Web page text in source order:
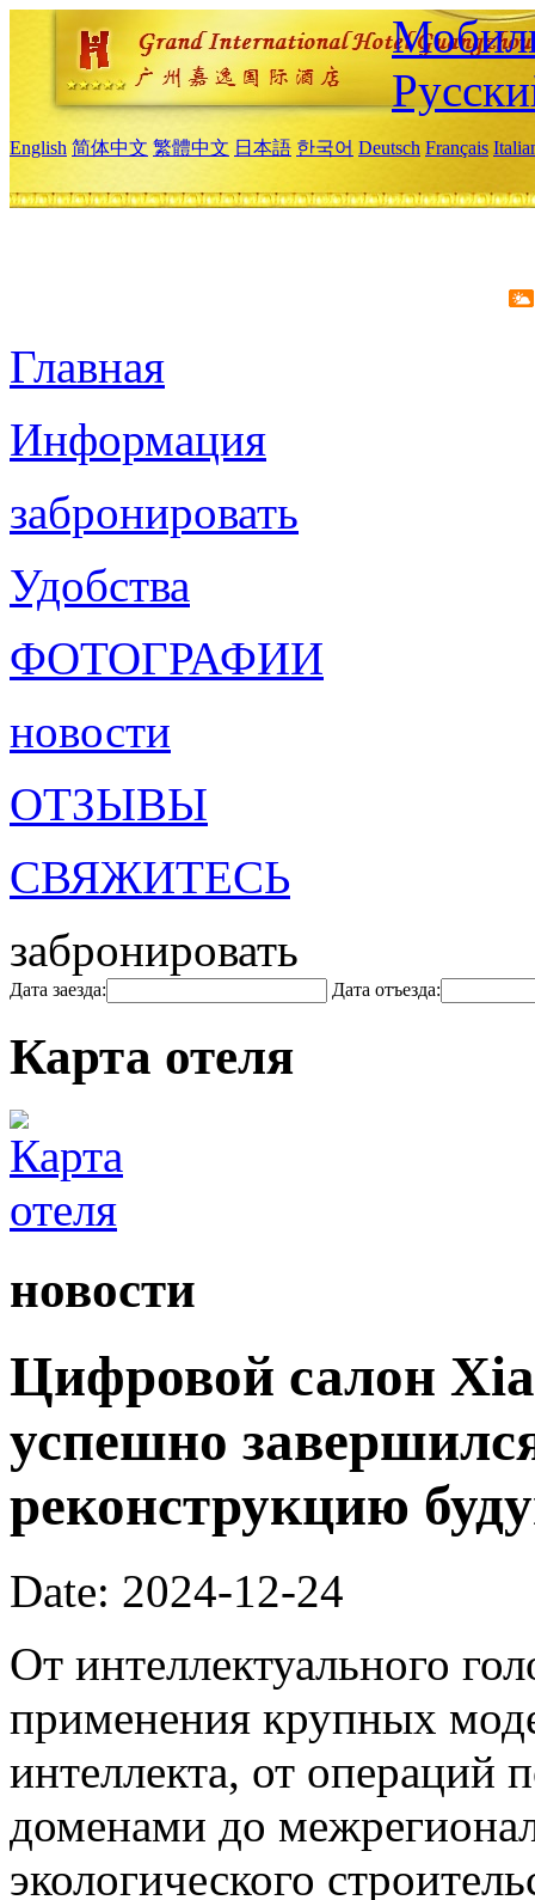
English 简体中文 繁體中文 日本語 한국어 Deutsch Français
Главная
Информация
забронировать
Удобства
ФОТОГРАФИИ
новости
ОТЗЫВЫ
СВЯЖИТЕСЬ
забронировать
Дата заезда: Дата отъезда:
Карта отеля
новости
Цифровой салон
успешно
реконструкцию
Date: 2024-12-24
От интеллектуального
применения крупных
интеллекта, от
доменами до
экологического